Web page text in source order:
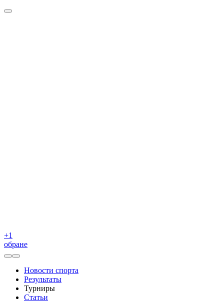
+1
обране
Новости спорта
Результаты
Турниры
Статьи